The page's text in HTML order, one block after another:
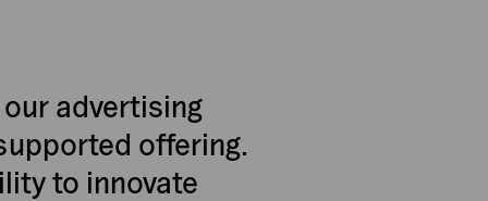
advertising
offering.
to innovate